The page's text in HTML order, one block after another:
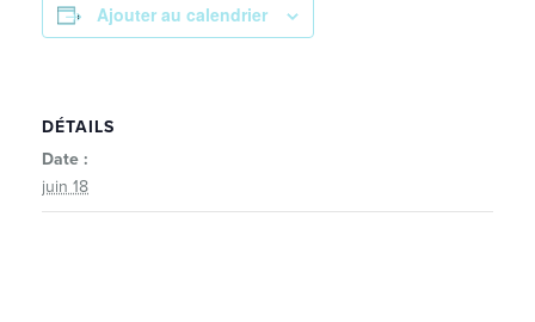
Ajouter au calendrier
DÉTAILS
Date :
juin 18